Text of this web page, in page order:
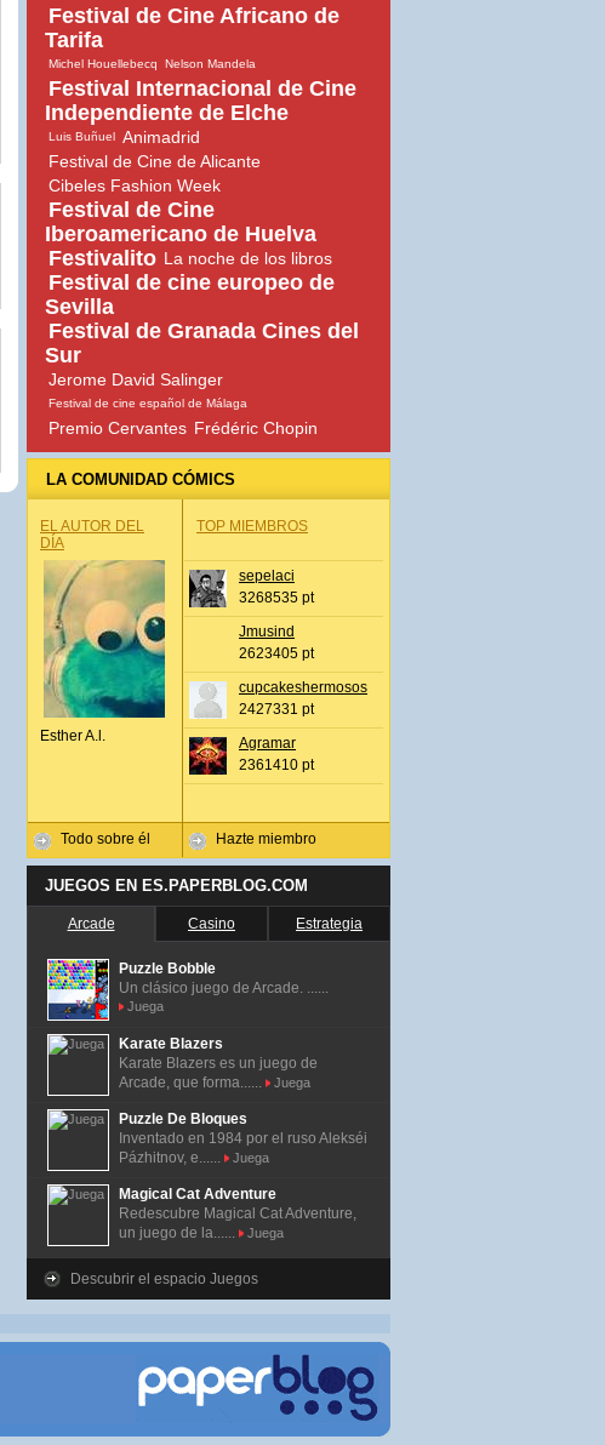
Festival de Cine Africano de
Tarifa
Michel Houellebecq Nelson Mandela
Festival Internacional de Cine
Independiente de Elche
Luis Buñuel Animadrid
Festival de Cine de Alicante
Cibeles Fashion Week
Festival de Cine
Iberoamericano de Huelva
Festivalito La noche de los libros
Festival de cine europeo de
Sevilla
Festival de Granada Cines del
Sur
Jerome David Salinger
Festival de cine español de Málaga
Premio Cervantes Frédéric Chopin
LA COMUNIDAD CÓMICS
EL AUTOR DEL
DÍA
Esther A.l.
Todo sobre él
TOP MIEMBROS
sepelaci
3268535 pt
Jmusind
2623405 pt
cupcakeshermosos
2427331 pt
Agramar
2361410 pt
Hazte miembro
JUEGOS EN ES.PAPERBLOG.COM
Arcade Casino Estrategia
Puzzle Bobble
Un clásico juego de Arcade. ......
Juega
Karate Blazers
Karate Blazers es un juego de
Arcade, que forma......
Juega
Puzzle De Bloques
Inventado en 1984 por el ruso Alekséi
Pázhitnov, e......
Juega
Magical Cat Adventure
Redescubre Magical Cat Adventure,
un juego de la......
Juega
Descubrir el espacio Juegos